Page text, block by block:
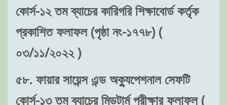
কোর্স-১২ তম ব্যাচের কারিগরি শিক্ষাবোর্ড কর্তৃক
প্রকাশিত ফলাফল (পৃষ্ঠা নং-১৭৭৮) (
০৩/১১/২০২২ )
৫৮. ফায়ার সায়েন্স এন্ড অক্যুপেশনাল সেফটি
কোর্স-১৩ তম ব্যাচের মিডটার্ম পরীক্ষার ফলাফল (